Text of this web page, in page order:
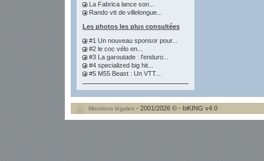
La Fabrica lance son...
Rando vtt de villelongue...
Les photos les plus consultées
#1 Un nouveau sponsor pour...
#2 le coc vélo en...
#3 La garoutade : l'enduro...
#4 specialized big hit...
#5 M55 Beast : Un VTT...
Mentions légales - 2001/2026 © - biKING v4.0